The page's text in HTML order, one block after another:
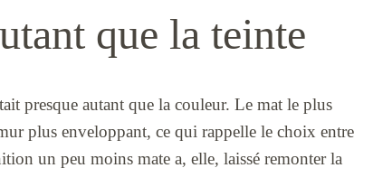
que la teinte
presque autant que la couleur. Le mat le plus
plus enveloppant, ce qui rappelle le choix entre
un peu moins mate a, elle, laissé remonter la